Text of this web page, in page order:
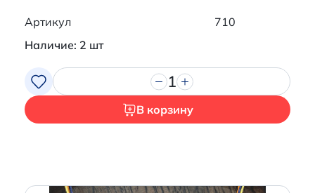
Артикул
710
Наличие: 2 шт
1
В корзину